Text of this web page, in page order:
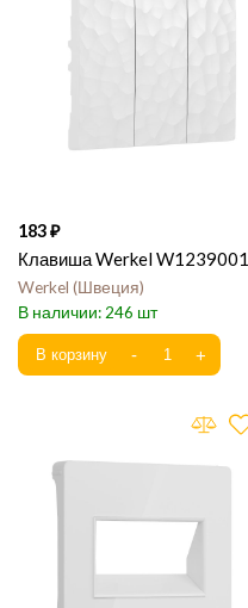
183
Клавиша Werkel W1239001
Werkel Швеция
246